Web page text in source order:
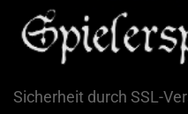
Sicherheit durch SSL-